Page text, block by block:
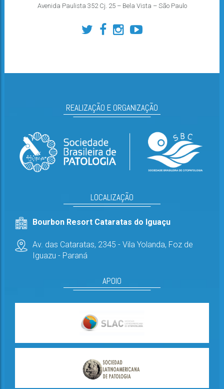
Avenida Paulista 352 Cj. 25 – Bela Vista – São Paulo
REALIZAÇÃO E ORGANIZAÇÃO
LOCALIZAÇÃO
Bourbon Resort Cataratas do Iguaçu
Av. das Cataratas, 2345 - Vila Yolanda, Foz de
Iguazu - Paraná
APOIO